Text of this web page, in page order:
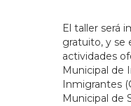
El taller será
gratuito, y se
actividades
Municipal de
Inmigrantes
Municipal de